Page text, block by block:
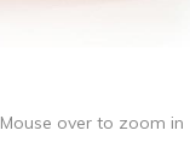
Mouse over to zoom in